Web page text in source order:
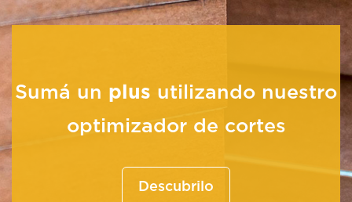
Sumá un plus utilizando nuestro
optimizador de cortes
Descubrilo